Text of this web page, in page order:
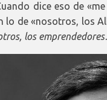
dice eso de
lo de «nosotros, los
los